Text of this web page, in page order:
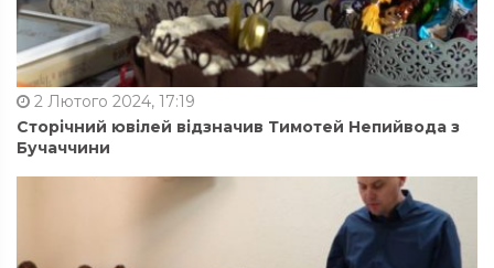
2 Лютого 2024, 17:19
Сторічний ювілей відзначив Тимотей Непийвода з
Бучаччини